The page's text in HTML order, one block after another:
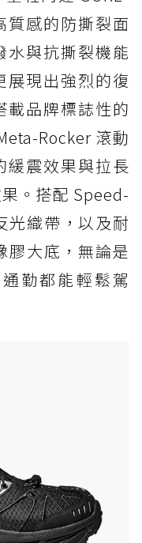
質感的防撕裂面
水與抗撕裂機能
展現出強烈的復
載品牌標誌性的
Rocker 滾動
緩震效果與拉長
。搭配 Speed-
光織帶，以及耐
膠大底，無論是
勤都能輕鬆駕